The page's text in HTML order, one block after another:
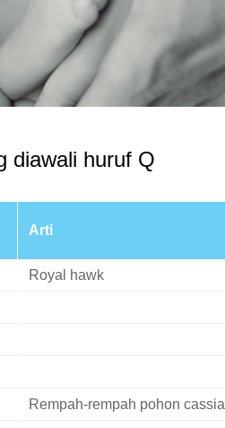
diawali huruf Q
Arti
Royal hawk
Rempah-rempah pohon cassia